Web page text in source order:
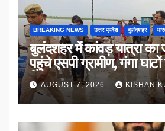
BREAKING NEWS उत्तर प्रदेश बुलंदशहर
बुलंदशहर में कांवड़ यात्रा का
पहुंचे एसपी ग्रामीण, गंगा
किया संवाद
AUGUST 7, 2026 KISHAN